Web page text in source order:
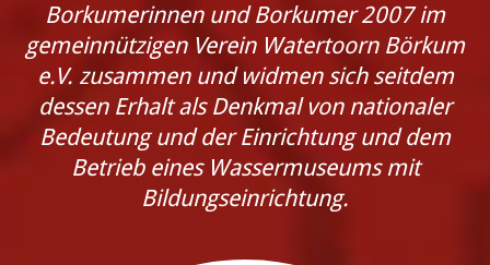
Borkumerinnen und Borkumer 2007 im
gemeinnützigen Verein Watertoorn Börkum
e.V. zusammen und widmen sich seitdem
dessen Erhalt als Denkmal von nationaler
Bedeutung und der Einrichtung und dem
Betrieb eines Wassermuseums mit
Bildungseinrichtung.